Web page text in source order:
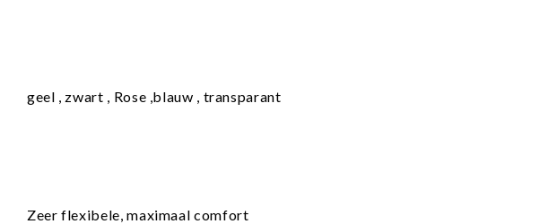
geel , zwart , Rose ,blauw , transparant
Zeer flexibele, maximaal comfort